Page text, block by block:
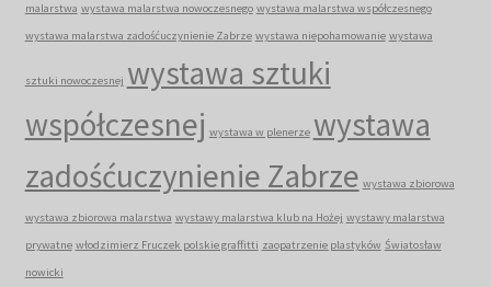
malarstwa wystawa malarstwa nowoczesnego wystawa malarstwa współczesnego
wystawa malarstwa zadośćuczynienie Zabrze wystawa niepohamowanie wystawa
sztuki nowoczesnej wystawa sztuki
współczesnej wystawa w plenerze wystawa
zadośćuczynienie Zabrze wystawa zbiorowa
wystawa zbiorowa malarstwa wystawy malarstwa klub na Hożej wystawy malarstwa
prywatne włodzimierz Fruczek polskie graffitti zaopatrzenie plastyków Światosław
nowicki